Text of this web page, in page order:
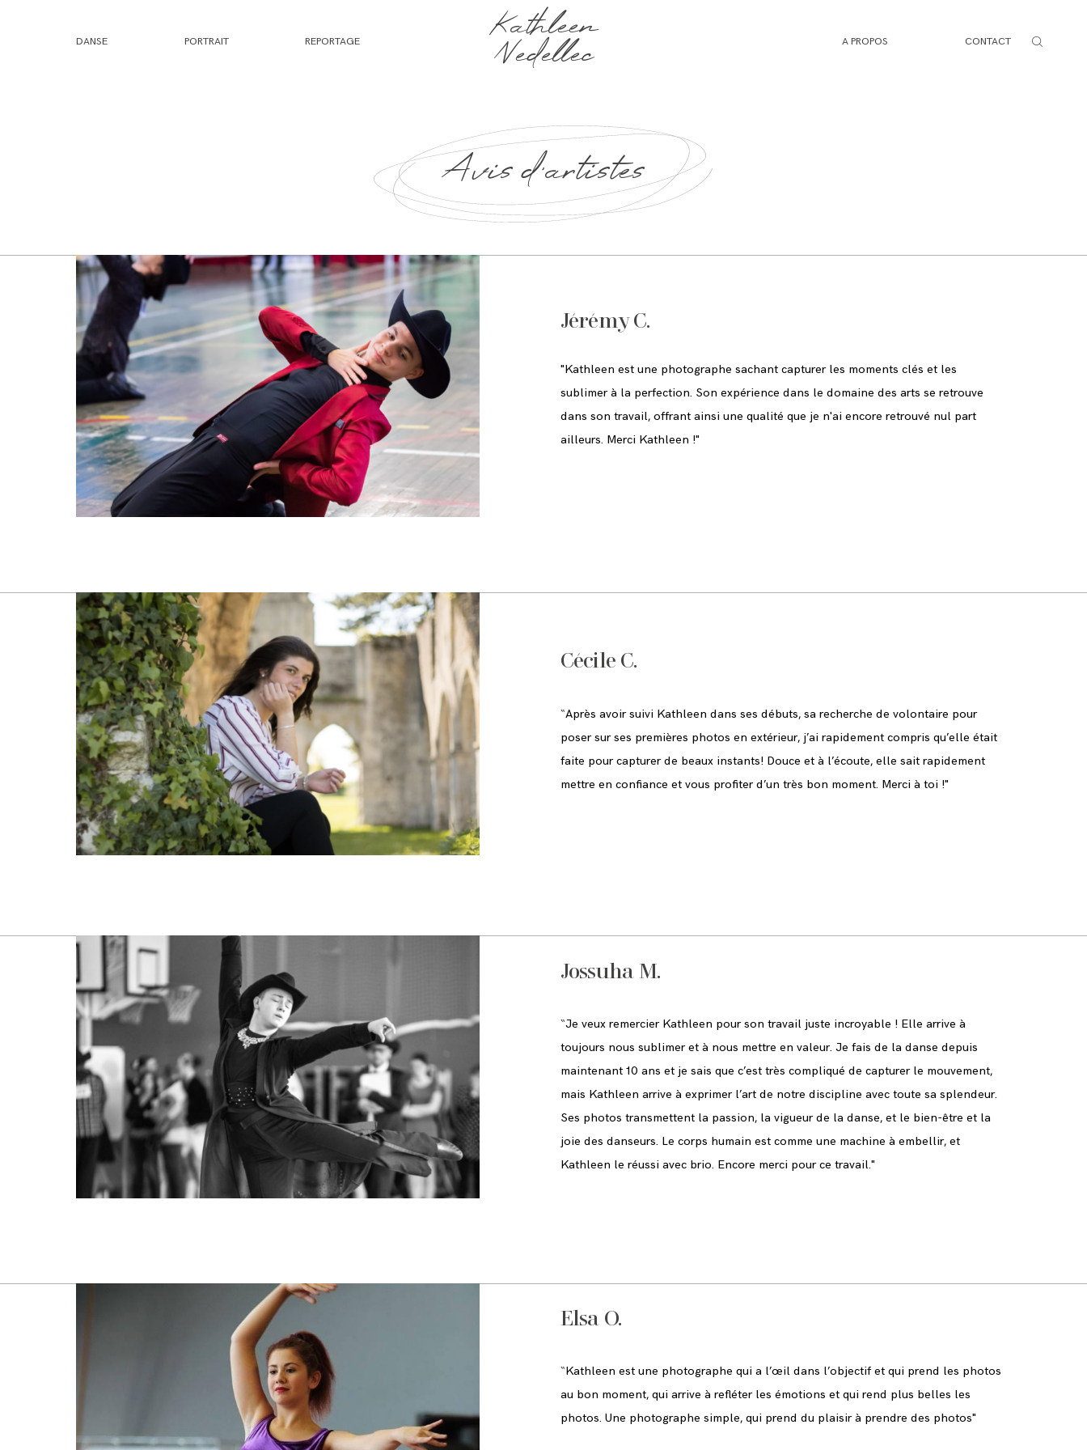
DANSE PORTRAIT REPORTAGE Kathleen
Nedellec A PROPOS CONTACT
Avis d'artistes
Jérémy C.
"Kathleen est une photographe sachant capturer les moments clés et les
sublimer à la perfection. Son expérience dans le domaine des arts se retrouve
dans son travail, offrant ainsi une qualité que je n'ai encore retrouvé nul part
ailleurs. Merci Kathleen !"
Cécile C.
“Après avoir suivi Kathleen dans ses débuts, sa recherche de volontaire pour
poser sur ses premières photos en extérieur, j’ai rapidement compris qu’elle était
faite pour capturer de beaux instants! Douce et à l’écoute, elle sait rapidement
mettre en confiance et vous profiter d’un très bon moment. Merci à toi !"
Jossuha M.
“Je veux remercier Kathleen pour son travail juste incroyable ! Elle arrive à
toujours nous sublimer et à nous mettre en valeur. Je fais de la danse depuis
maintenant 10 ans et je sais que c’est très compliqué de capturer le mouvement,
mais Kathleen arrive à exprimer l’art de notre discipline avec toute sa splendeur.
Ses photos transmettent la passion, la vigueur de la danse, et le bien-être et la
joie des danseurs. Le corps humain est comme une machine à embellir, et
Kathleen le réussi avec brio. Encore merci pour ce travail."
Elsa O.
“Kathleen est une photographe qui a l’œil dans l’objectif et qui prend les photos
au bon moment, qui arrive à refléter les émotions et qui rend plus belles les
photos. Une photographe simple, qui prend du plaisir à prendre des photos"